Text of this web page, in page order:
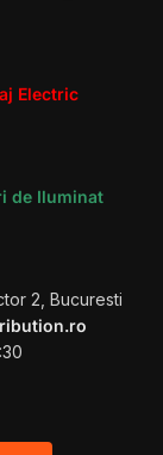
Electric
de Iluminat
2, Bucuresti